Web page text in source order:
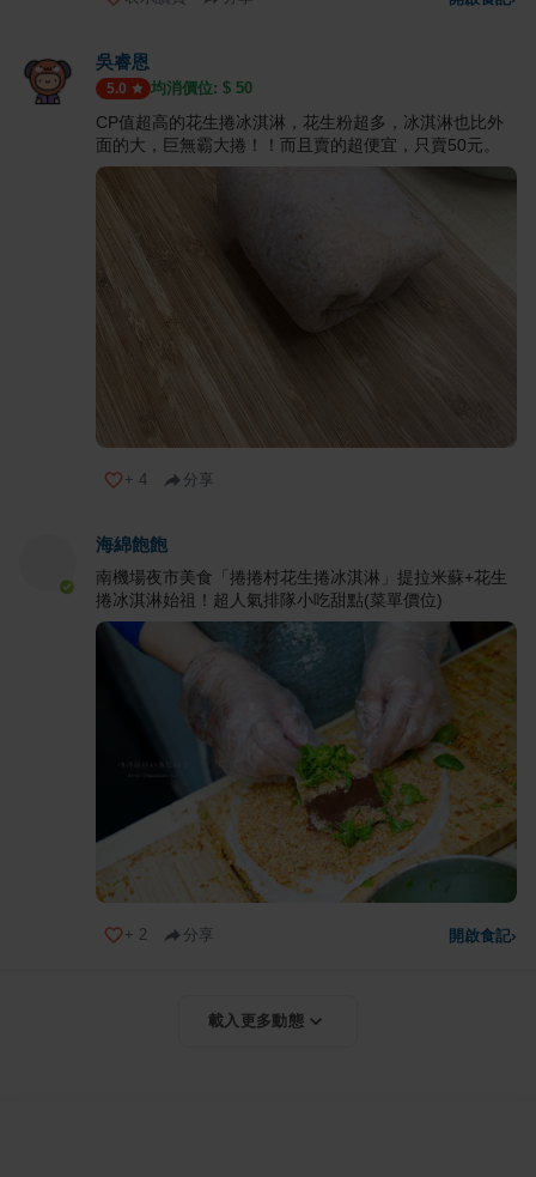
吳睿恩
5.0 均消價位: $ 50
CP值超高的花生捲冰淇淋，花生粉超多，冰淇淋也比外
面的大，巨無霸大捲！！而且賣的超便宜，只賣50元。
+ 4 分享
海綿飽飽
南機場夜市美食「捲捲村花生捲冰淇淋」提拉米蘇+花生
捲冰淇淋始祖！超人氣排隊小吃甜點(菜單價位)
+ 2 分享 開啟食記›
載入更多動態